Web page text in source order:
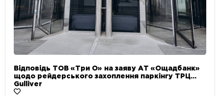
Відповідь ТОВ «Три О» на заяву АТ «Ощадбанк»
щодо рейдерського захоплення паркінгу ТРЦ
Gulliver